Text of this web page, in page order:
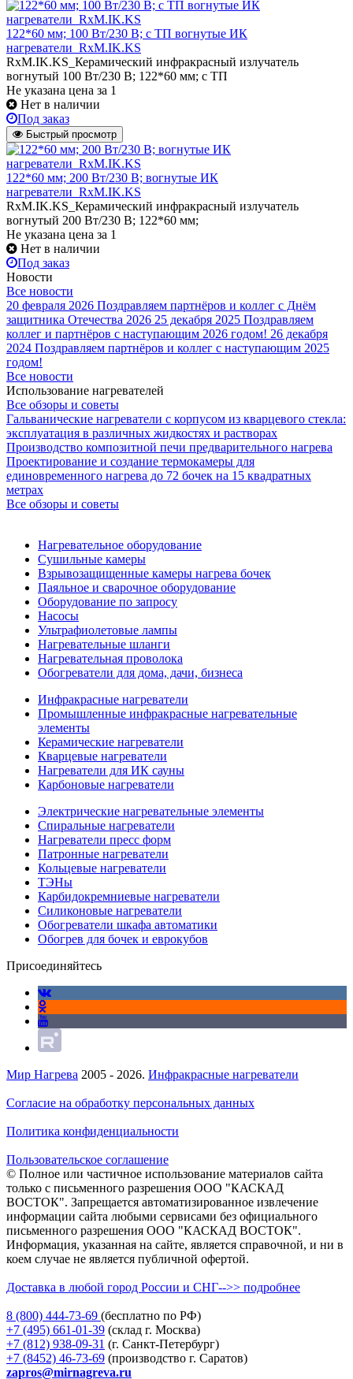
122*60 мм; 100 Вт/230 В; с ТП вогнутые ИК
нагреватели_RxM.IK.KS
RxM.IK.KS_Керамический инфракрасный излучатель
вогнутый 100 Вт/230 В; 122*60 мм; с ТП
Не указана цена за 1
Нет в наличии
Под заказ
Быстрый просмотр
122*60 мм; 200 Вт/230 В; вогнутые ИК
нагреватели_RxM.IK.KS
RxM.IK.KS_Керамический инфракрасный излучатель
вогнутый 200 Вт/230 В; 122*60 мм;
Не указана цена за 1
Нет в наличии
Под заказ
Новости
Все новости
20 февраля 2026 Поздравляем партнёров и коллег с Днём
защитника Отечества 2026 25 декабря 2025 Поздравляем
коллег и партнёров с наступающим 2026 годом! 26 декабря
2024 Поздравляем партнёров и коллег с наступающим 2025
годом!
Все новости
Использование нагревателей
Все обзоры и советы
Гальванические нагреватели с корпусом из кварцевого стекла:
эксплуатация в различных жидкостях и растворах
Производство композитной печи предварительного нагрева
Проектирование и создание термокамеры для
единовременного нагрева до 72 бочек на 15 квадратных
метрах
Все обзоры и советы
Нагревательное оборудование
Сушильные камеры
Взрывозащищенные камеры нагрева бочек
Паяльное и сварочное оборудование
Оборудование по запросу
Насосы
Ультрафиолетовые лампы
Нагревательные шланги
Нагревательная проволока
Обогреватели для дома, дачи, бизнеса
Инфракрасные нагреватели
Промышленные инфракрасные нагревательные
элементы
Керамические нагреватели
Кварцевые нагреватели
Нагреватели для ИК сауны
Карбоновые нагреватели
Электрические нагревательные элементы
Спиральные нагреватели
Нагреватели пресс форм
Патронные нагреватели
Кольцевые нагреватели
ТЭНы
Карбидокремниевые нагреватели
Силиконовые нагреватели
Обогреватели шкафа автоматики
Обогрев для бочек и еврокубов
Присоединяйтесь
Мир Нагрева 2005 - 2026. Инфракрасные нагреватели
Согласие на обработку персональных данных
Политика конфиденциальности
Пользовательское соглашение
© Полное или частичное использование материалов сайта
только с письменного разрешения ООО "КАСКАД
ВОСТОК". Запрещается автоматизированное извлечение
информации сайта любыми сервисами без официального
письменного разрешения ООО "КАСКАД ВОСТОК".
Информация, указанная на сайте, является справочной, и ни в
коем случае не является публичной офертой.
Доставка в любой город России и СНГ-->> подробнее
8 (800) 444-73-69 (бесплатно по РФ)
+7 (495) 661-01-39 (склад г. Москва)
+7 (812) 938-09-31 (г. Санкт-Петербург)
+7 (8452) 46-73-69 (производство г. Саратов)
zapros@mirnagreva.ru